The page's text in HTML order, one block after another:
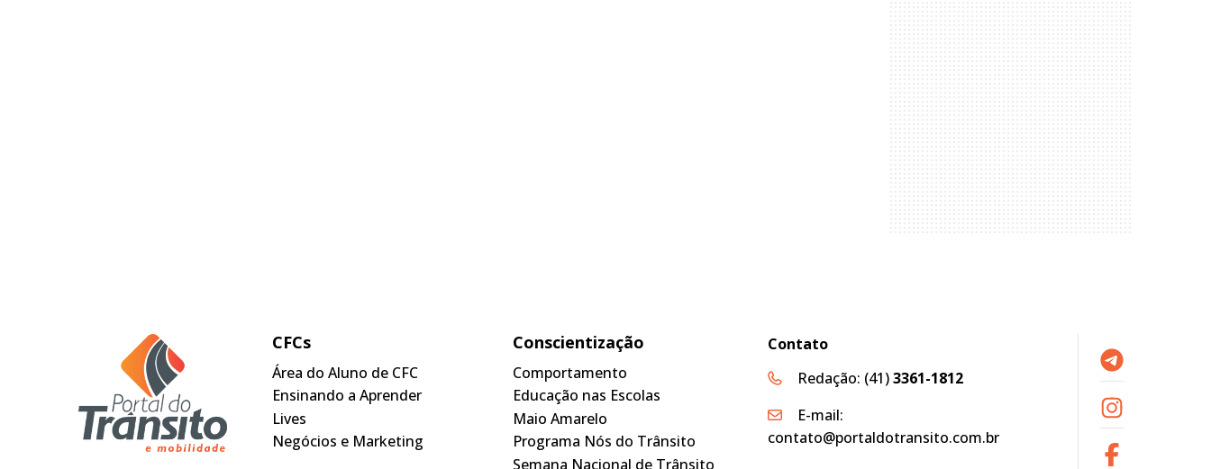
CFCs
Área do Aluno de CFC
Ensinando a Aprender
Lives
Negócios e Marketing
Conscientização
Comportamento
Educação nas Escolas
Maio Amarelo
Programa Nós do Trânsito
Semana Nacional de Trânsito
Contato
Redação: (41)3361-1812
E-mail:
contato@portaldotransito.com.br